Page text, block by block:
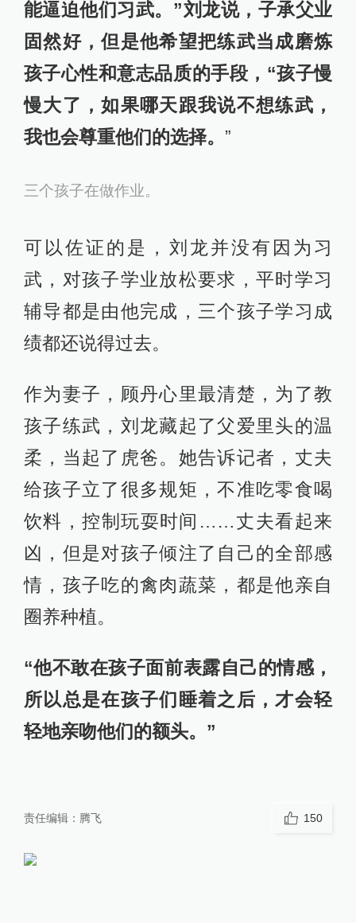
能逼迫他们习武。”刘龙说，子承父业
固然好，但是他希望把练武当成磨炼
孩子心性和意志品质的手段，“孩子慢
慢大了，如果哪天跟我说不想练武，
我也会尊重他们的选择。 ”
三个孩子在做作业。
可以佐证的是，刘龙并没有因为习
武，对孩子学业放松要求，平时学习
辅导都是由他完成，三个孩子学习成
绩都还说得过去。
作为妻子，顾丹心里最清楚，为了教
孩子练武，刘龙藏起了父爱里头的温
柔，当起了虎爸。她告诉记者，丈夫
给孩子立了很多规矩，不准吃零食喝
饮料，控制玩耍时间……丈夫看起来
凶，但是对孩子倾注了自己的全部感
情，孩子吃的禽肉蔬菜，都是他亲自
圈养种植。
“他不敢在孩子面前表露自己的情感，
所以总是在孩子们睡着之后，才会轻
轻地亲吻他们的额头。”
责任编辑： 腾飞 150